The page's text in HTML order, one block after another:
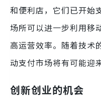
和便利店，它们已开始
场所可以进一步利用移
高运营效率。随着技术
动支付市场将有可能迎
创新创业的机会